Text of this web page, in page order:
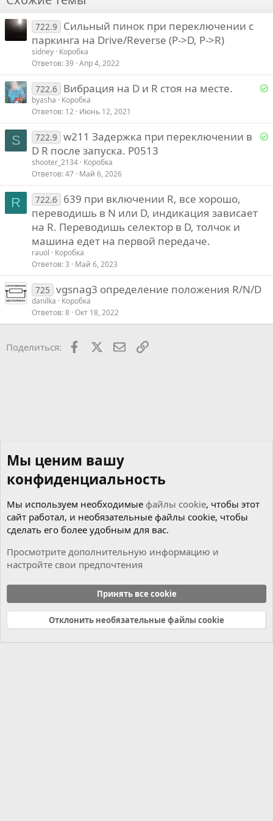
26
Verdana
722.9
Сильный пинок при переключении с
паркинга на Drive/Reverse (P->D, P->R)
sidney Коробка
Ответов 39 Апр 4, 2022
Р
е
н
722.6 Вибрация на D и R стоя на месте.
byasha
Коробка
Ответов 12 Июнь 12, 2021
S
Р
н
722.9 w211 Задержка при переключении в
D R после запуска. P0513
shooter_2134 Коробка
Ответов 47 Май 6, 2026
R 722.6
639 при включении R, все хорошо,
переводишь в N или D, индикация зависает
на R. Переводишь селектор в D, толчок и
машина едет на первой передаче.
rauol
Коробка
Ответов 3 Май 6, 2023
725 vgsnag3 определение положения R/N/D
danilka
Коробка
Ответов 8 Окт 18, 2022
Поделиться: Facebook ПочтаСсылкой
Cookies
Russian (RU)
Связь с нами
Условия и правила
Политика конфиденциальности
Справка Главная
R
Мы ценим вашу
конфиденциальность
Мы используем необходимые файлы cookie, чтобы этот
сайт работал, и необязательные файлы cookie, чтобы
сделать его более удобным для вас.
Просмотрите дополнительную информацию и
настройте свои предпочтения
Принять все cookie
Отклонить необязательные файлы cookie